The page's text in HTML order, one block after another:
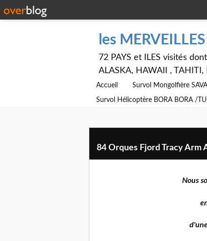
les
72 PAYS et ILES visités
ALASKA, HAWAII , TAHITI,
Accueil Survol Mongolfière
Survol Hélicoptère BORA BORA /
84 Orques Fjord Tracy Arm
Nous